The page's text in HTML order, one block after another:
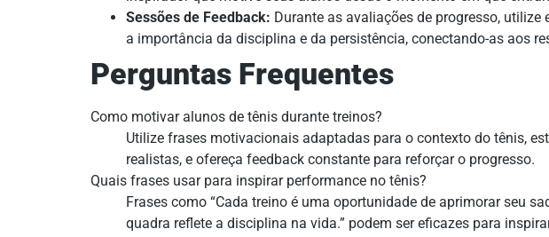
Sessões de Feedback: Durante as avaliações de progresso, utilize
a importância da disciplina e da persistência, conectando-as aos
Perguntas Frequentes
Como motivar alunos de tênis durante treinos?
Utilize frases motivacionais adaptadas para o contexto do tênis,
realistas, e ofereça feedback constante para reforçar o progresso.
Quais frases usar para inspirar performance no tênis?
Frases como “Cada treino é uma oportunidade de aprimorar seu
quadra reflete a disciplina na vida.” podem ser eficazes para